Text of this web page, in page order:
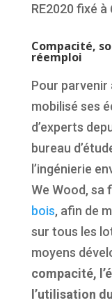
RE2020 fixé à
Compacité,
réemploi
Pour parvenir
mobilisé ses
d’experts
bureau
l’ingénierie
We Wood, sa
bois, afin de
sur tous les
moyens
compacité,
l’utilisation